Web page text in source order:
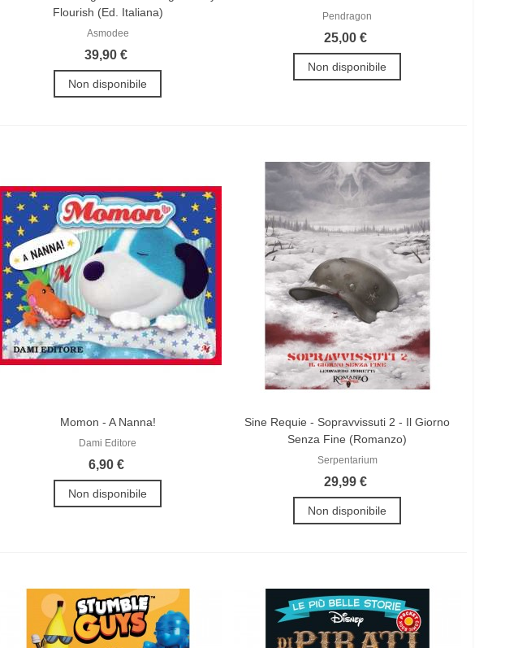
Flourish (Ed. Italiana)
Asmodee
39,90 €
Non disponibile
Pendragon
25,00 €
Non disponibile
Momon - A Nanna!
Dami Editore
6,90 €
Non disponibile
Sine Requie - Sopravvissuti 2 - Il Giorno
Senza Fine (Romanzo)
Serpentarium
29,99 €
Non disponibile